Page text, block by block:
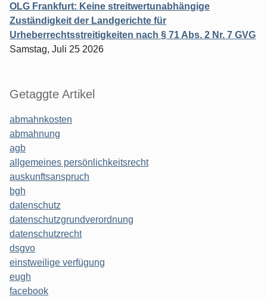
OLG Frankfurt: Keine streitwertunabhängige
Zuständigkeit der Landgerichte für
Urheberrechtsstreitigkeiten nach § 71 Abs. 2 Nr. 7 GVG
Samstag, Juli 25 2026
Getaggte Artikel
abmahnkosten
abmahnung
agb
allgemeines persönlichkeitsrecht
auskunftsanspruch
bgh
datenschutz
datenschutzgrundverordnung
datenschutzrecht
dsgvo
einstweilige verfügung
eugh
facebook